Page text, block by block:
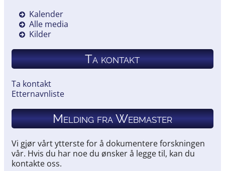
Kalender
Alle media
Kilder
Ta kontakt
Ta kontakt
Etternavnliste
Melding fra Webmaster
Vi gjør vårt ytterste for å dokumentere forskningen
vår. Hvis du har noe du ønsker å legge til, kan du
kontakte oss.